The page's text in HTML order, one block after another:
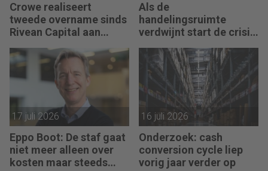
Crowe realiseert
tweede overname sinds
Rivean Capital aan
Als de
handelingsruimte
verdwijnt start de crisis
Pim van Berkel
17 juli 2026
Eppo Boot: De staf gaat
niet meer alleen over
kosten maar steeds
16 juli 2026
Onderzoek: cash
conversion cycle liep
vorig jaar verder op